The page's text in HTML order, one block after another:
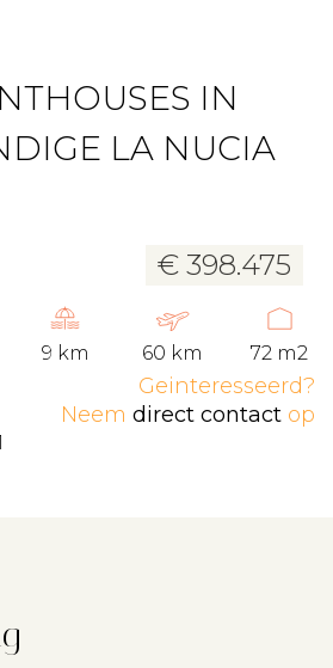
IN
LA NUCIA
€ 398.475
9 km 60 km 72 m2
Geinteresseerd?
Neem direct contact op